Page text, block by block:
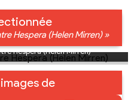
Hespera (Helen Mirren) »
Hespera (Helen Mirren)
de